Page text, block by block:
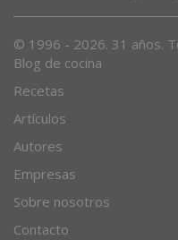
© 1996 - 2026. 31 años.
Blog de cocina
Recetas
Artículos
Autores
Empresas
Sobre nosotros
Contacto